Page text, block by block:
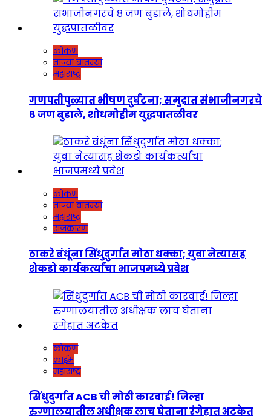
कोकण
ताज्या बातम्या
महाराष्ट्र
गणपतीपुळ्यात भीषण दुर्घटना; समुद्रात संभाजीनगरचे
८ जण बुडाले, शोधमोहीम युद्धपातळीवर
कोकण
ताज्या बातम्या
महाराष्ट्र
राजकारण
ठाकरे बंधूंना सिंधुदुर्गात मोठा धक्का; युवा नेत्यासह
शेकडो कार्यकर्त्यांचा भाजपमध्ये प्रवेश
कोकण
क्राईम
महाराष्ट्र
सिंधुदुर्गात ACB ची मोठी कारवाई! जिल्हा
रुग्णालयातील अधीक्षक लाच घेताना रंगेहात अटकेत